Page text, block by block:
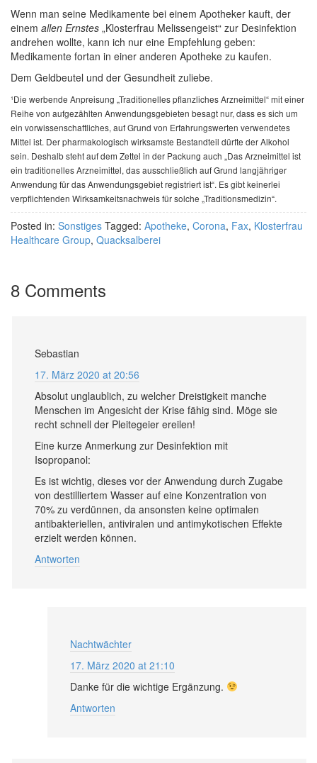
Wenn man seine Medikamente bei einem Apotheker kauft, der
einem allen Ernstes „Klosterfrau Melissengeist“ zur Desinfektion
andrehen wollte, kann ich nur eine Empfehlung geben:
Medikamente fortan in einer anderen Apotheke zu kaufen.
Dem Geldbeutel und der Gesundheit zuliebe.
¹Die werbende Anpreisung „Traditionelles pflanzliches Arzneimittel“ mit einer
Reihe von aufgezählten Anwendungsgebieten besagt nur, dass es sich um
ein vorwissenschaftliches, auf Grund von Erfahrungswerten verwendetes
Mittel ist. Der pharmakologisch wirksamste Bestandteil dürfte der Alkohol
sein. Deshalb steht auf dem Zettel in der Packung auch „Das Arzneimittel ist
ein traditionelles Arzneimittel, das ausschließlich auf Grund langjähriger
Anwendung für das Anwendungsgebiet registriert ist“. Es gibt keinerlei
verpflichtenden Wirksamkeitsnachweis für solche „Traditionsmedizin“.
Posted in: Sonstiges Tagged: Apotheke, Corona, Fax, Klosterfrau
Healthcare Group, Quacksalberei
8 Comments
Sebastian
17. März 2020 at 20:56
Absolut unglaublich, zu welcher Dreistigkeit manche
Menschen im Angesicht der Krise fähig sind. Möge sie
recht schnell der Pleitegeier ereilen!
Eine kurze Anmerkung zur Desinfektion mit
Isopropanol:
Es ist wichtig, dieses vor der Anwendung durch Zugabe
von destilliertem Wasser auf eine Konzentration von
70% zu verdünnen, da ansonsten keine optimalen
antibakteriellen, antiviralen und antimykotischen Effekte
erzielt werden können.
Antworten
Nachtwächter
17. März 2020 at 21:10
Danke für die wichtige Ergänzung.
Antworten